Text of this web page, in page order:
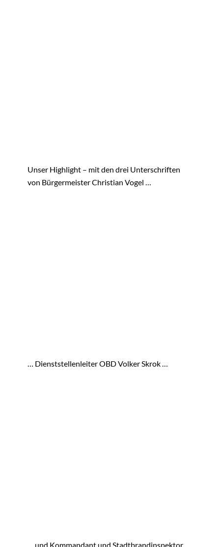
Unser Highlight – mit den drei Unterschriften
von Bürgermeister Christian Vogel …
… Dienststellenleiter OBD Volker Skrok …
… und Kommandant und Stadtbrandinspektor